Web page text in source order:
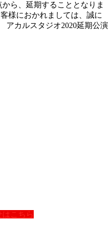
ら、延期することとなりま
様におかれましては、誠に
アカルスタジオ2020延期公演